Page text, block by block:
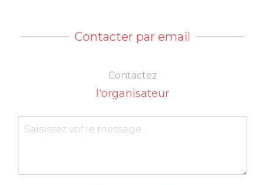
Contacter par email
Contactez
l'organisateur